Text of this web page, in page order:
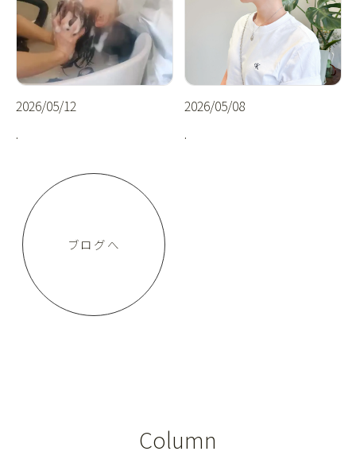
2026/05/12
.
2026/05/08
.
ブログへ
Column